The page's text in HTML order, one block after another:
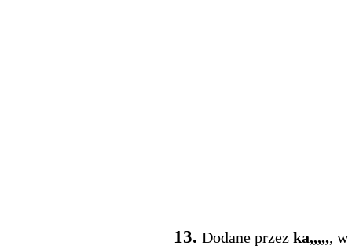
13. Dodane przez ka,,,,,, w